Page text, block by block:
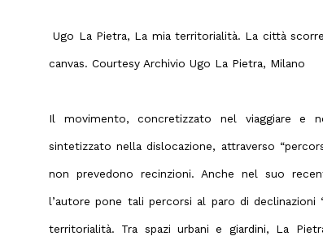
Ugo La Pietra, La mia territorialità. La città
canvas. Courtesy Archivio Ugo La Pietra, Milano
Il movimento, concretizzato nel viaggiare e
sintetizzato nella dislocazione, attraverso
non prevedono recinzioni. Anche nel suo
l’autore pone tali percorsi al paro di declinazioni
territorialità. Tra spazi urbani e giardini, La